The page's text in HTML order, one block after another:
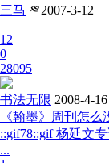
三马 ༭ 2007-3-12
12
0
28095
书法无限 2008-4-16
《翰墨》周刊怎么
::gif78::gif 杨延文
...